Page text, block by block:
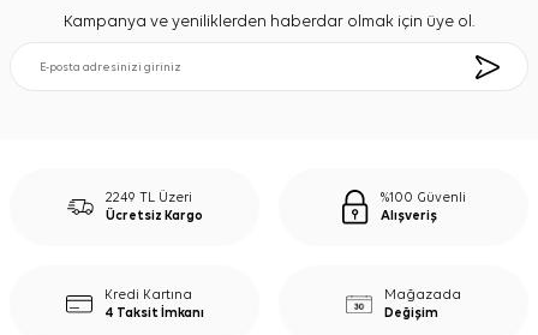
Kampanya ve yeniliklerden haberdar olmak için üye ol.
2249 TL Üzeri
Ücretsiz Kargo
%100 Güvenli
Alışveriş
Kredi Kartına
4 Taksit İmkanı
Mağazada
Değişim